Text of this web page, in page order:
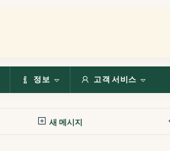
정보 고객 서비스
새 메시지